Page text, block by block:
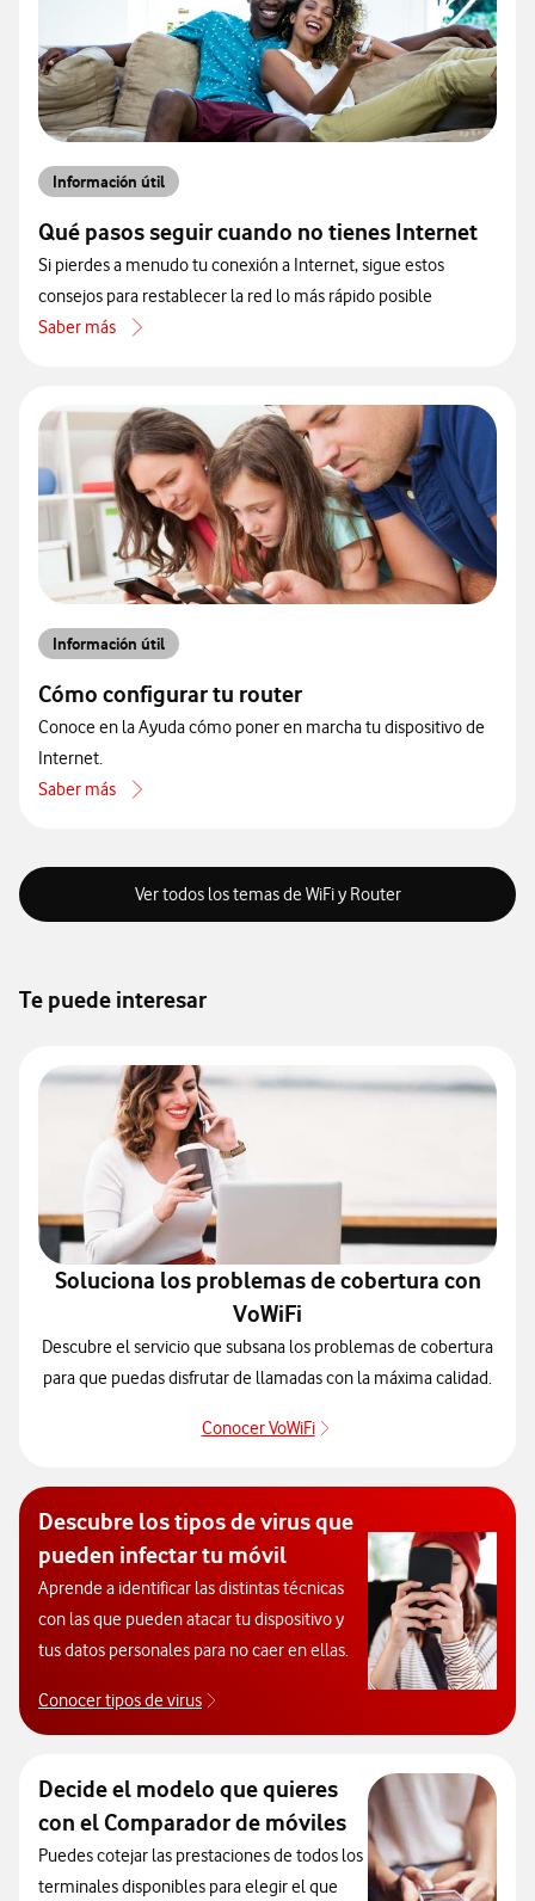
Información útil
Qué pasos seguir cuando no tienes Internet
Si pierdes a menudo tu conexión a Internet, sigue estos
consejos para restablecer la red lo más rápido posible
Saber más
acerca de Qué pasos seguir cuando no tienes Internet
Información útil
Cómo configurar tu router
Conoce en la Ayuda cómo poner en marcha tu dispositivo de
Internet.
Saber más
acerca de Cómo configurar tu router
Ver todos los temas de WiFi y Router
Te puede interesar
Soluciona los problemas de cobertura con
VoWiFi
Descubre el servicio que subsana los problemas de cobertura
para que puedas disfrutar de llamadas con la máxima calidad.
Conocer VoWiFi
Descubre los tipos de virus que
pueden infectar tu móvil
Aprende a identificar las distintas técnicas
con las que pueden atacar tu dispositivo y
tus datos personales para no caer en ellas.
Conocer tipos de virus
Descubre los tipos de virus que pueden
Decide el modelo que quieres
con el Comparador de móviles
Puedes cotejar las prestaciones de todos los
terminales disponibles para elegir el que